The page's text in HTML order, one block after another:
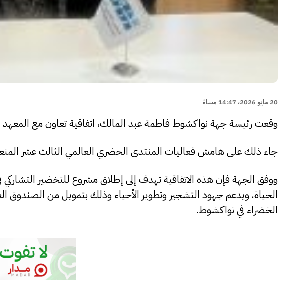
20 مايو 2026، 14:47 مساءً
وقعت رئيسة جهة نواكشوط فاطمة عبد المالك، اتفاقية تعاون مع المعهد
جاء ذلك على هامش فعاليات المنتدى الحضري العالمي الثالث عشر
ووفق الجهة فإن هذه الاتفاقية تهدف إلى إطلاق مشروع للتخضير التشاركي
الحياة، ويدعم جهود التشجير وتطوير الأحياء وذلك بتمويل من الصندوق
الخضراء في نواكشوط.